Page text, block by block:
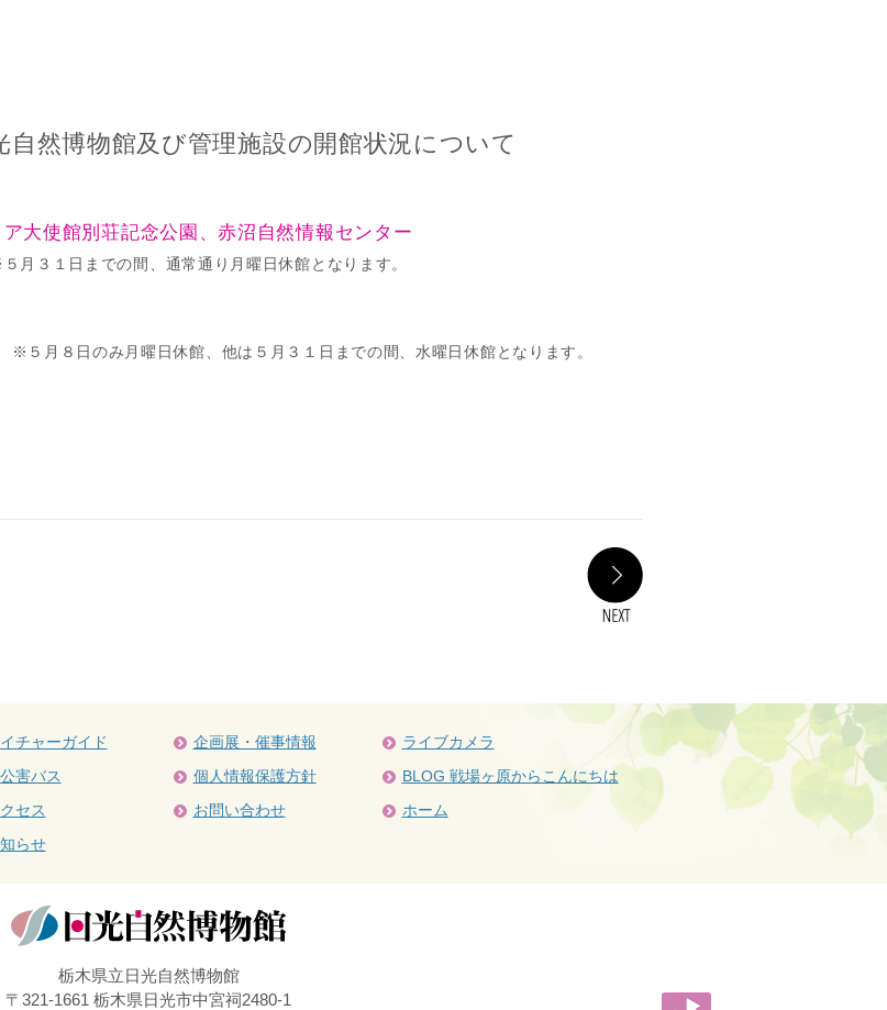
然博物館及び管理施設の開館状況について
大使館別荘記念公園、赤沼自然情報センター
月３１日までの間、通常通り月曜日休館となります。
※５月８日のみ月曜日休館、他は５月３１日までの間、水曜日休館となります。
チャーガイド
害バス
セス
らせ
企画展・催事情報
個人情報保護方針
お問い合わせ
ライブカメラ
BLOG 戦場ヶ原からこんにちは
ホーム
栃木県立日光自然博物館
〒321-1661 栃木県日光市中宮祠2480-1